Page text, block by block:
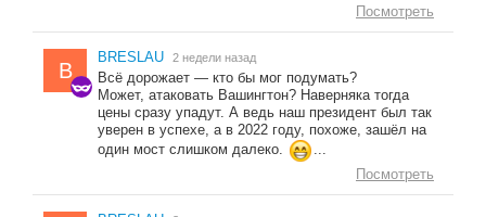
Посмотреть
B
BRESLAU 2 недели назад
Всё дорожает — кто бы мог подумать?
Может, атаковать Вашингтон? Наверняка тогда
цены сразу упадут. А ведь наш президент был так
уверен в успехе, а в 2022 году, похоже, зашёл на
один мост слишком далеко.
Посмотреть